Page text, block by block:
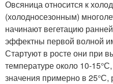
Овсяница относится к
(холодносезонным)
начинают вегетацию
эффектны первой волной
Стартуют в росте они при
температуре около 10-15°С,
значения примерно в 25°С,